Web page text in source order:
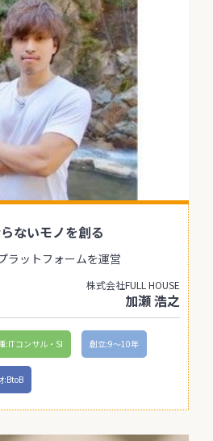
ないモノを創る
ラットフォームを運営
株式会社FULL HOUSE
加瀬 浩之
:ITコンサル・SI 創立:9〜10年
:BtoB